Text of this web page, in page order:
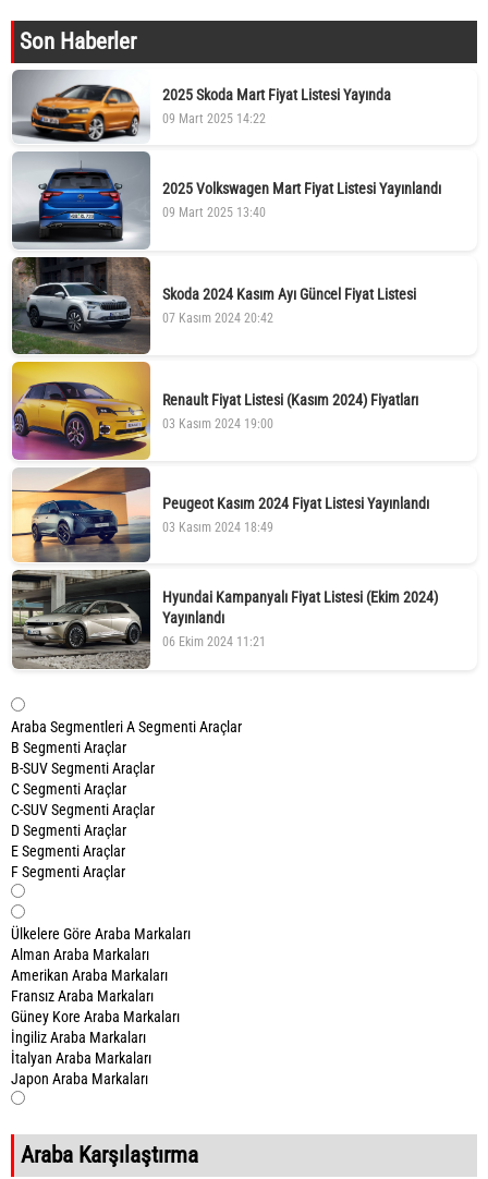
Son Haberler
2025 Skoda Mart Fiyat Listesi Yayında
09 Mart 2025 14:22
2025 Volkswagen Mart Fiyat Listesi Yayınlandı
09 Mart 2025 13:40
Skoda 2024 Kasım Ayı Güncel Fiyat Listesi
07 Kasım 2024 20:42
Renault Fiyat Listesi (Kasım 2024) Fiyatları
03 Kasım 2024 19:00
Peugeot Kasım 2024 Fiyat Listesi Yayınlandı
03 Kasım 2024 18:49
Hyundai Kampanyalı Fiyat Listesi (Ekim 2024)
Yayınlandı
06 Ekim 2024 11:21
Araba SegmentleriA Segmenti Araçlar
B Segmenti Araçlar
B-SUV Segmenti Araçlar
C Segmenti Araçlar
C-SUV Segmenti Araçlar
D Segmenti Araçlar
E Segmenti Araçlar
F Segmenti Araçlar
Ülkelere Göre Araba Markaları
Alman Araba Markaları
Amerikan Araba Markaları
Fransız Araba Markaları
Güney Kore Araba Markaları
İngiliz Araba Markaları
İtalyan Araba Markaları
Japon Araba Markaları
Araba Karşılaştırma